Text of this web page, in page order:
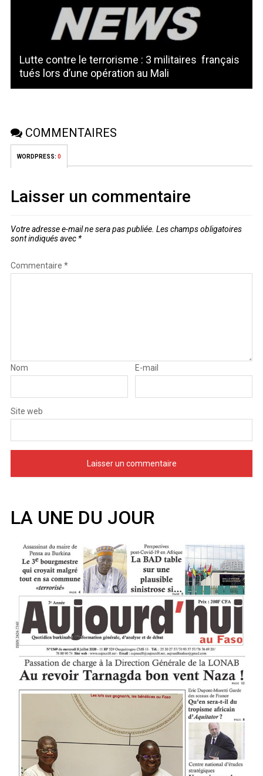
Lutte contre le terrorisme : 3 militaires français
tués lors d’une opération au Mali
COMMENTAIRES
WORDPRESS: 0
Laisser un commentaire
Votre adresse e-mail ne sera pas publiée. Les champs obligatoires
sont indiqués avec *
Commentaire *
Nom E-mail
Site web
LA UNE DU JOUR